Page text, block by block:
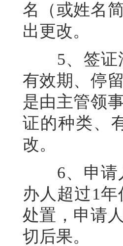
名（或姓名
出更改。
5、签证涉
有效期、停
是由主管领
证的种类、
改。
6、申请人
办人超过1
处置，申请
切后果。